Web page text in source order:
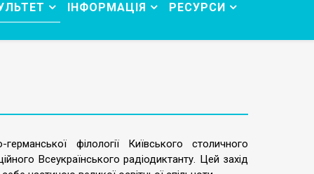
ІНФОРМАЦІЯ РЕСУРСИ
філології Київського столичного
Всеукраїнського радіодиктанту. Цей захід